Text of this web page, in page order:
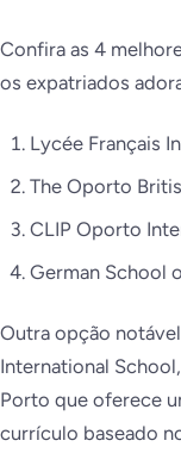
Confira as 4
os expatriados
Lycée Français
The Oporto
CLIP Oporto
German School
Outra opção
International
Porto que oferece
currículo baseado